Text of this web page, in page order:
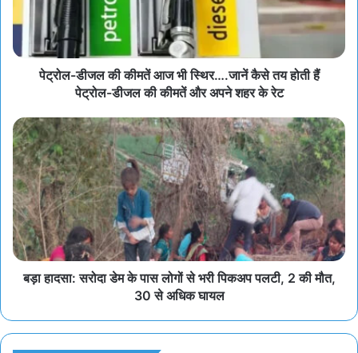
पेट्रोल-डीजल की कीमतें आज भी स्थिर….जानें कैसे तय होती हैं
पेट्रोल-डीजल की कीमतें और अपने शहर के रेट
बड़ा हादसा: सरोदा डेम के पास लोगों से भरी पिकअप पलटी, 2 की मौत,
30 से अधिक घायल